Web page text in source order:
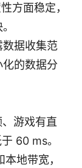
方面稳定，
数据收集范
的数据分
游戏有直
60 ms。
地带宽，